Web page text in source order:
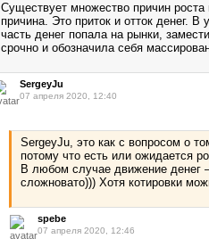
Существует множество причин
причина. Это приток и отток денег.
часть денег попала на рынки,
срочно и обозначила себя
SergeyJu
07 апреля 2020, 12:40
SergeyJu, это как с вопросом о
потому что есть или ожидается
В любом случае движение денег
сложновато))) Хотя котировки
spebe
07 апреля 2020, 12:46